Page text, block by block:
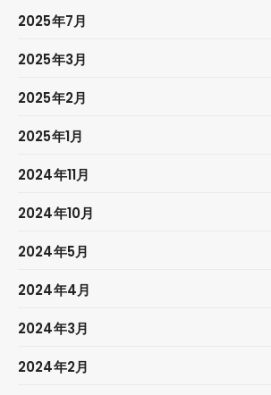
2025年7月
2025年3月
2025年2月
2025年1月
2024年11月
2024年10月
2024年5月
2024年4月
2024年3月
2024年2月